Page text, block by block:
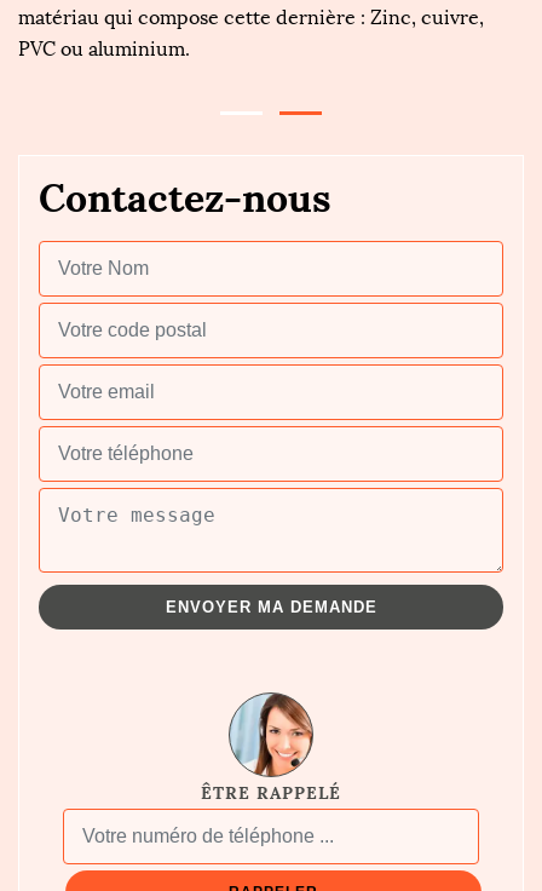
matériau qui compose cette dernière : Zinc, cuivre,
PVC ou aluminium.
Contactez-nous
ÊTRE RAPPELÉ